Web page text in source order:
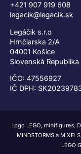
+421 907 919 608
legacik@legacik.sk
Legáčik s.r.o
Hrnčiarska 2/A
04001 Košice
Slovenská Republika
IČO: 47556927
IČ DPH:
Logo LEGO, minifigures,
MINDSTORMS a
LEGO